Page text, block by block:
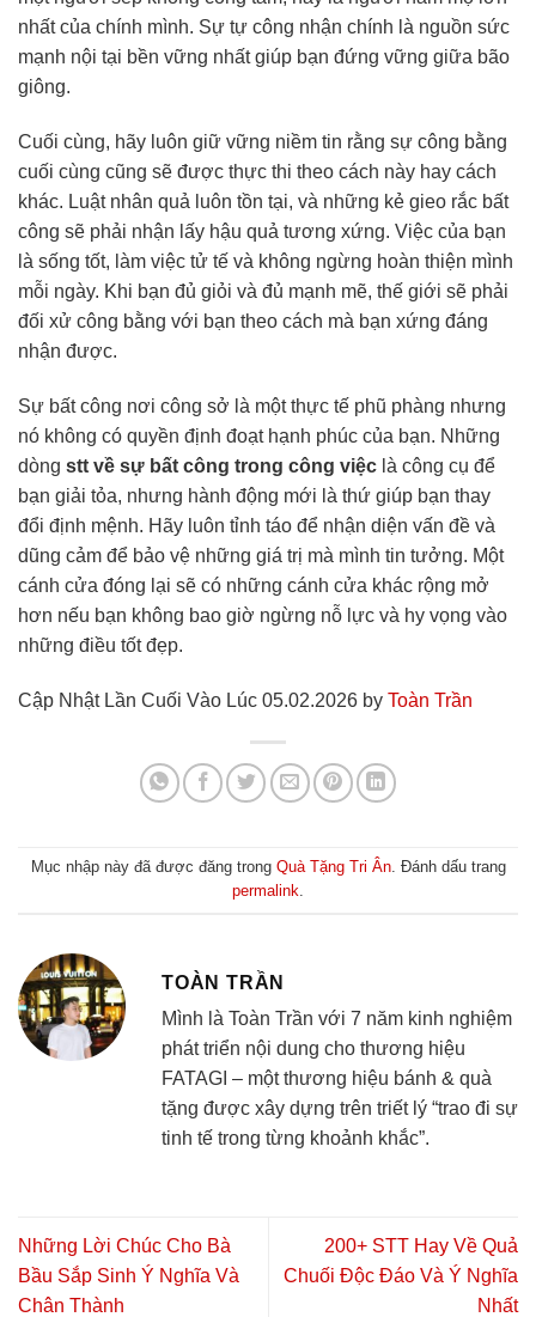
nhất của chính mình. Sự tự công nhận chính là nguồn sức
mạnh nội tại bền vững nhất giúp bạn đứng vững giữa bão
giông.
Cuối cùng, hãy luôn giữ vững niềm tin rằng sự công bằng
cuối cùng cũng sẽ được thực thi theo cách này hay cách
khác. Luật nhân quả luôn tồn tại, và những kẻ gieo rắc bất
công sẽ phải nhận lấy hậu quả tương xứng. Việc của bạn
là sống tốt, làm việc tử tế và không ngừng hoàn thiện mình
mỗi ngày. Khi bạn đủ giỏi và đủ mạnh mẽ, thế giới sẽ phải
đối xử công bằng với bạn theo cách mà bạn xứng đáng
nhận được.
Sự bất công nơi công sở là một thực tế phũ phàng nhưng
nó không có quyền định đoạt hạnh phúc của bạn. Những
dòng stt về sự bất công trong công việc là công cụ để
bạn giải tỏa, nhưng hành động mới là thứ giúp bạn thay
đổi định mệnh. Hãy luôn tỉnh táo để nhận diện vấn đề và
dũng cảm để bảo vệ những giá trị mà mình tin tưởng. Một
cánh cửa đóng lại sẽ có những cánh cửa khác rộng mở
hơn nếu bạn không bao giờ ngừng nỗ lực và hy vọng vào
những điều tốt đẹp.
Cập Nhật Lần Cuối Vào Lúc 05.02.2026 by Toàn Trần
Mục nhập này đã được đăng trong Quà Tặng Tri Ân. Đánh dấu trang
permalink.
TOÀN TRẦN
Mình là Toàn Trần với 7 năm kinh nghiệm
phát triển nội dung cho thương hiệu
FATAGI – một thương hiệu bánh & quà
tặng được xây dựng trên triết lý “trao đi sự
tinh tế trong từng khoảnh khắc”.
Những Lời Chúc Cho Bà
Bầu Sắp Sinh Ý Nghĩa Và
Chân Thành
200+ STT Hay Về Quả
Chuối Độc Đáo Và Ý Nghĩa
Nhất